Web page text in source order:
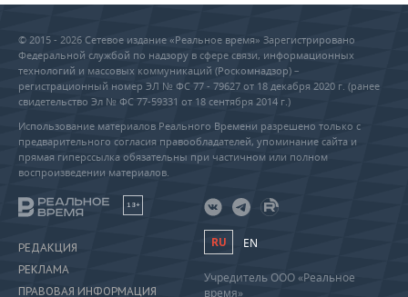
© 2015 - 2026 Сетевое издание «Реальное время» Зарегистрировано
Федеральной службой по надзору в сфере связи, информационных
технологий и массовых коммуникаций (Роскомнадзор) –
регистрационный номер ЭЛ № ФС 77 - 79627 от 18 декабря 2020 г. (ранее
свидетельство Эл № ФС 77-59331 от 18 сентября 2014 г.)
Использование материалов Реального Времени разрешено только с
предварительного согласия правообладателей, упоминание сайта и
прямая гиперссылка обязательны при частичном или полном
воспроизведении материалов.
18+
РЕДАКЦИЯ
РЕКЛАМА
ПРАВОВАЯ ИНФОРМАЦИЯ
RU EN
Учредитель ООО «Реальное
время»